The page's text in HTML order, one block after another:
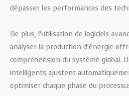
dépasser les performances des
De plus, l’utilisation de logiciels
analyser la production d’énergie
compréhension du système global.
intelligents ajustent
optimiser chaque phase du